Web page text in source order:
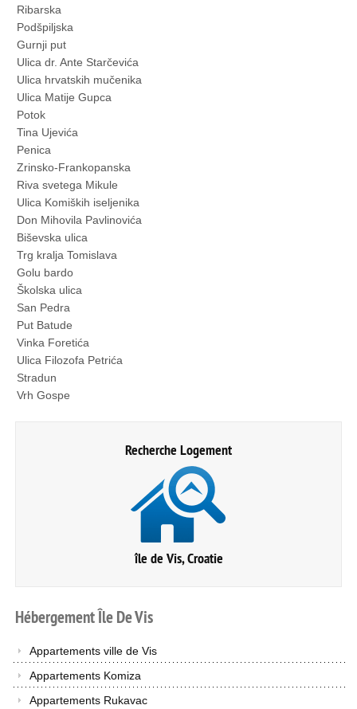
Ribarska
Podšpiljska
Gurnji put
Ulica dr. Ante Starčevića
Ulica hrvatskih mučenika
Ulica Matije Gupca
Potok
Tina Ujevića
Penica
Zrinsko-Frankopanska
Riva svetega Mikule
Ulica Komiških iseljenika
Don Mihovila Pavlinovića
Biševska ulica
Trg kralja Tomislava
Golu bardo
Školska ulica
San Pedra
Put Batude
Vinka Foretića
Ulica Filozofa Petrića
Stradun
Vrh Gospe
Recherche Logement
île de Vis, Croatie
HébergementÎleDeVis
Appartements ville de Vis
Appartements Komiza
Appartements Rukavac